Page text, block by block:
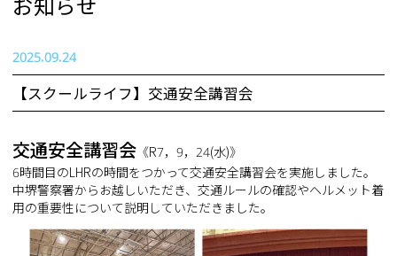
2025.09.24
【スクールライフ】交通安全講習会
交通安全講習会《R7，9，24(水)》
6時間目のLHRの時間をつかって交通安全講習会を実施しました。
中堺警察署からお越しいただき、交通ルールの確認やヘルメット着
用の重要性について説明していただきました。